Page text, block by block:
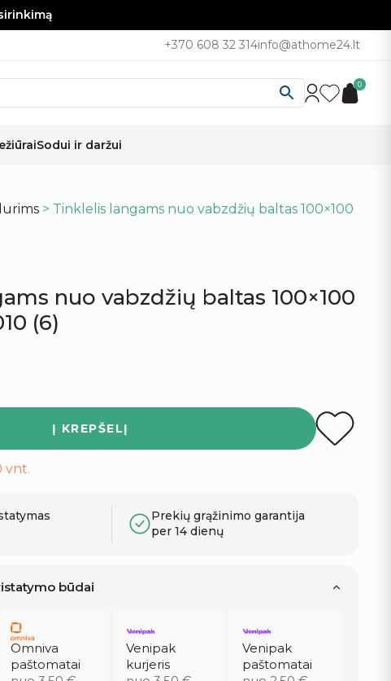
+370 608 32 314info@athome24.lt
0
Sodui ir daržui
> Tinklelis langams nuo vabzdžių baltas 100×100
nuo vabzdžių baltas 100×100
(6)
Į KREPŠELĮ
vnt.
Prekių grąžinimo garantija
per 14 dienų
būdai
Omniva
paštomatai
Venipak
kurjeris
Venipak
paštomatai